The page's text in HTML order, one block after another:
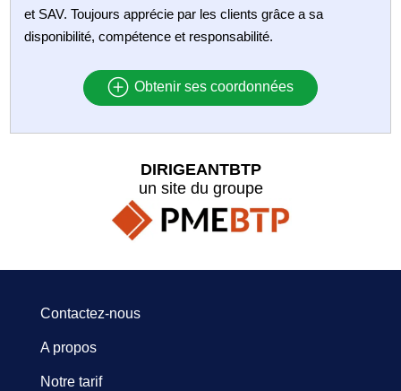
et SAV. Toujours apprécie par les clients grâce a sa
disponibilité, compétence et responsabilité.
Obtenir ses coordonnées
DIRIGEANTBTP
un site du groupe
Contactez-nous
A propos
Notre tarif